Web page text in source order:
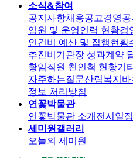
소식&참여
공지사항채용공고경영공
임원 및 운영인력 현황경
인건비 예산 및 집행현황
추진비 기관장 성과계약
황임직원 친인척 현황기
자주하는질문산림복지
정보 처리방침
연꽃박물관
연꽃박물관 소개 전시일정
세미원갤러리
오늘의 세미원